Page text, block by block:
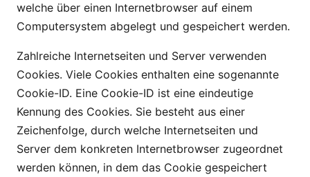
welche über einen Internetbrowser auf einem
Computersystem abgelegt und gespeichert werden.
Zahlreiche Internetseiten und Server verwenden
Cookies. Viele Cookies enthalten eine sogenannte
Cookie-ID. Eine Cookie-ID ist eine eindeutige
Kennung des Cookies. Sie besteht aus einer
Zeichenfolge, durch welche Internetseiten und
Server dem konkreten Internetbrowser zugeordnet
werden können, in dem das Cookie gespeichert